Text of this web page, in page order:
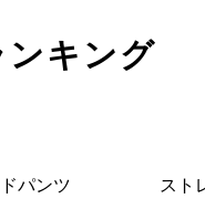
ンキング
パンツ スト